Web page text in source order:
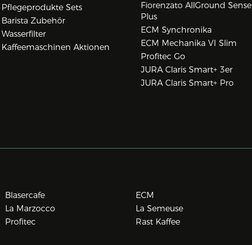
Pflegeprodukte Sets
Barista Zubehör
Wasserfilter
Kaffeemaschinen Aktionen
Fiorenzato AllGround Sense
Plus
ECM Synchronika
ECM Mechanika VI Slim
Profitec Go
JURA Claris Smart+ 3er
JURA Claris Smart+ Pro
Blasercafe ECM
La Marzocco La Semeuse
Profitec Rast Kaffee